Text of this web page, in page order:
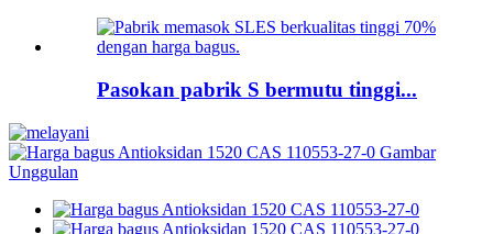
Pasokan pabrik S bermutu tinggi...